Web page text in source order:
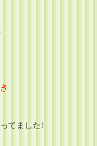
てました!